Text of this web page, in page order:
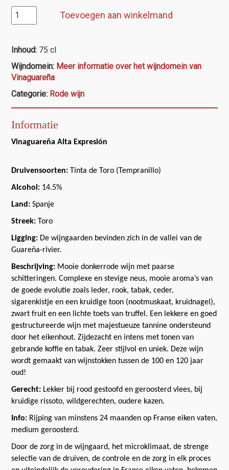
Vinaguareña
Alta
aantal
Toevoegen aan winkelmand
Inhoud: 75 cl
Wijndomein: Meer informatie over het wijndomein van
Vinaguareña
Categorie: Rode wijn
Informatie
Vinaguareña Alta Expresión
Druivensoorten:Tinta de Toro (Tempranillo)
Alcohol: 14.5%
Land:Spanje
Streek: Toro
Ligging: De wijngaarden bevinden zich in de vallei van de
Guareña-rivier.
Beschrijving: Mooie donkerrode wijn met paarse
schitteringen. Complexe en stevige neus, mooie aroma’s van
de goede evolutie zoals leder, rook, tabak, ceder,
sigarenkistje en een kruidige toon (nootmuskaat, kruidnagel),
zwart fruit en een lichte toets van truffel. Een lekkere en goed
gestructureerde wijn met majestueuze tannine ondersteund
door het eikenhout. Zijdezacht en intens met tonen van
gebrande koffie en tabak. Zeer stijlvol en uniek. Deze wijn
wordt gemaakt van wijnstokken tussen de 100 en 120 jaar
oud!
Gerecht: Lekker bij rood gestoofd en geroosterd vlees, bij
kruidige rissoto, wildgerechten, oudere kazen.
Info: Rijping van minstens 24 maanden op Franse eiken vaten,
medium geroosterd.
Door de zorg in de wijngaard, het microklimaat, de strenge
selectie van de druiven, de controle en de zorg in elk proces